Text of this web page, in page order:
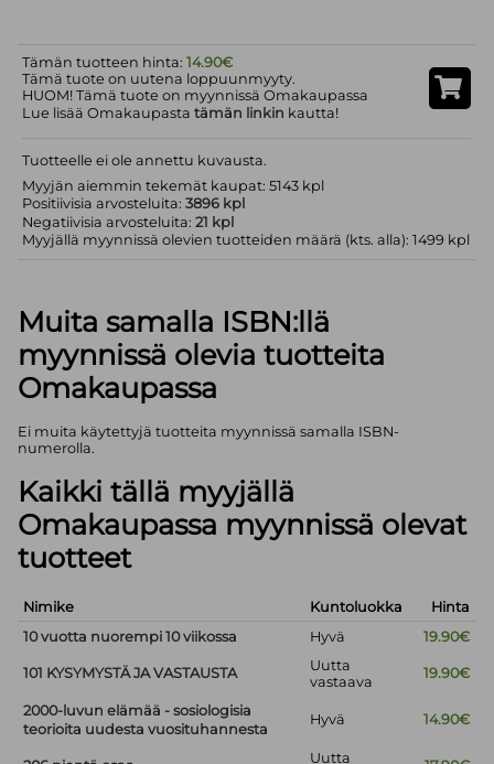
Tämän tuotteen hinta:14.90€
Tämä tuote on uutena loppuunmyyty.
HUOM! Tämä tuote on myynnissä Omakaupassa
Lue lisää Omakaupastatämän linkin kautta!
Tuotteelle ei ole annettu kuvausta.
Myyjän aiemmin tekemät kaupat: 5143 kpl
Positiivisia arvosteluita:3896 kpl
Negatiivisia arvosteluita:21 kpl
Myyjällä myynnissä olevien tuotteiden määrä (kts. alla): 1499 kpl
Muita samalla ISBN:llä
myynnissä olevia tuotteita
Omakaupassa
Ei muita käytettyjä tuotteita myynnissä samalla ISBN-
numerolla.
Kaikki tällä myyjällä
Omakaupassa myynnissä olevat
tuotteet
Nimike Kuntoluokka
Hinta
10 vuotta nuorempi 10 viikossa
Hyvä 19.90€
101 KYSYMYSTÄ JA VASTAUSTA
Uutta
vastaava
19.90€
2000-luvun elämää - sosiologisia
teorioita uudesta vuosituhannesta
Hyvä 14.90€
Uutta